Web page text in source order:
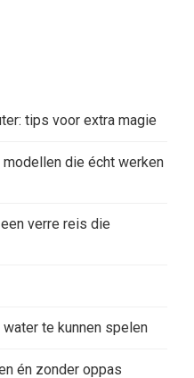
tips voor extra magie
die écht werken
verre reis die
te kunnen spelen
én zonder oppas